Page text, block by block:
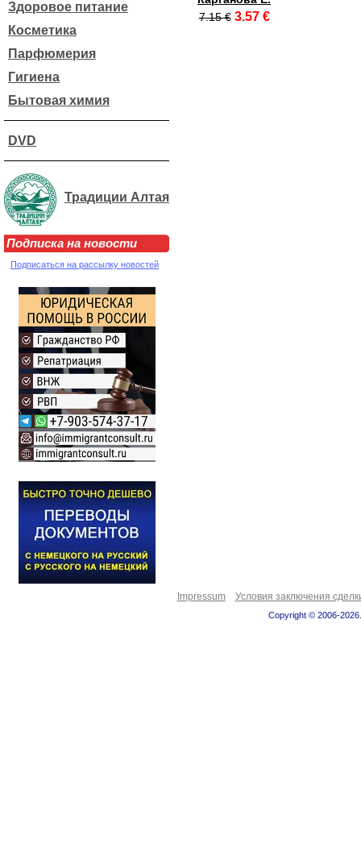
Здоровое питание
Косметика
Парфюмерия
Гигиена
Бытовая химия
DVD
Традиции Алтая
Подписка на новости
Подписаться на рассылку новостей
7.15 € 3.57 €
Impressum Условия заключения
Copyright © 2006-